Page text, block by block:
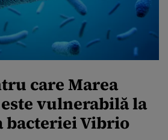
care Marea
vulnerabilă la
bacteriei Vibrio